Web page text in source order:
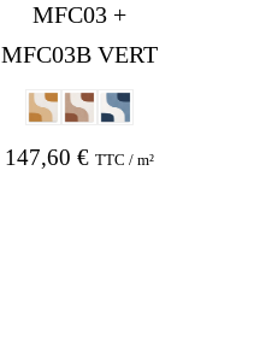
MFC03 +
MFC03B VERT
147,60 € TTC / m²